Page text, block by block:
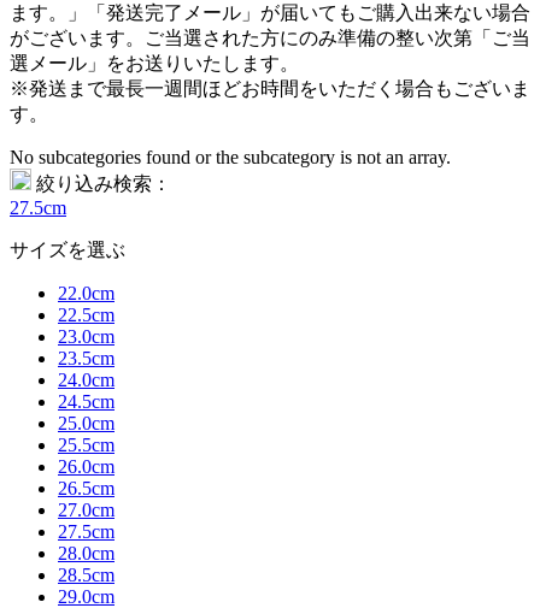
ます。」「発送完了メール」が届いてもご購入出来ない場合
がございます。ご当選された方にのみ準備の整い次第「ご当
選メール」をお送りいたします。
※発送まで最長一週間ほどお時間をいただく場合もございま
す。
No subcategories found or the subcategory is not an array.
絞り込み検索：
27.5cm
サイズを選ぶ
22.0cm
22.5cm
23.0cm
23.5cm
24.0cm
24.5cm
25.0cm
25.5cm
26.0cm
26.5cm
27.0cm
27.5cm
28.0cm
28.5cm
29.0cm